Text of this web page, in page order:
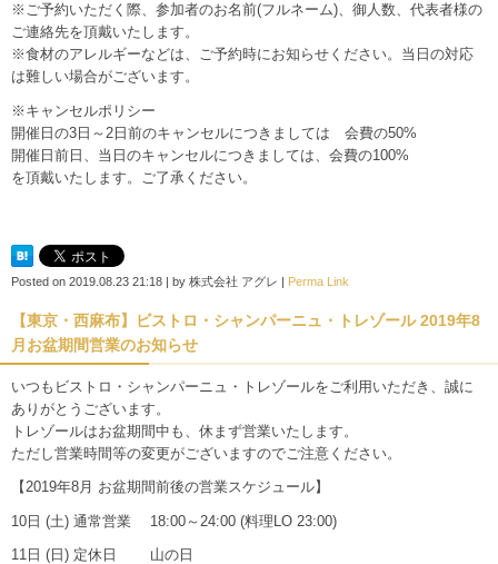
※ご予約いただく際、参加者のお名前(フルネーム)、御人数、代表者様の
ご連絡先を頂戴いたします。
※食材のアレルギーなどは、ご予約時にお知らせください。当日の対応
は難しい場合がございます。
※キャンセルポリシー
開催日の3日～2日前のキャンセルにつきましては 会費の50%
開催日前日、当日のキャンセルにつきましては、会費の100%
を頂戴いたします。ご了承ください。
Posted on 2019.08.23 21:18 | by 株式会社 アグレ | Perma Link
【東京・西麻布】ビストロ・シャンパーニュ・トレゾール 2019年8
月お盆期間営業のお知らせ
いつもビストロ・シャンパーニュ・トレゾールをご利用いただき、誠に
ありがとうございます。
トレゾールはお盆期間中も、休まず営業いたします。
ただし営業時間等の変更がございますのでご注意ください。
【2019年8月 お盆期間前後の営業スケジュール】
10日 (土) 通常営業 18:00～24:00 (料理LO 23:00)
11日 (日) 定休日 山の日